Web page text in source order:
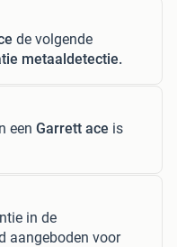
de volgende
metaaldetectie.
een Garrett ace is
in de
aangeboden voor